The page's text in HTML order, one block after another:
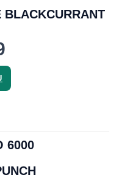
BLACKCURRANT
6000